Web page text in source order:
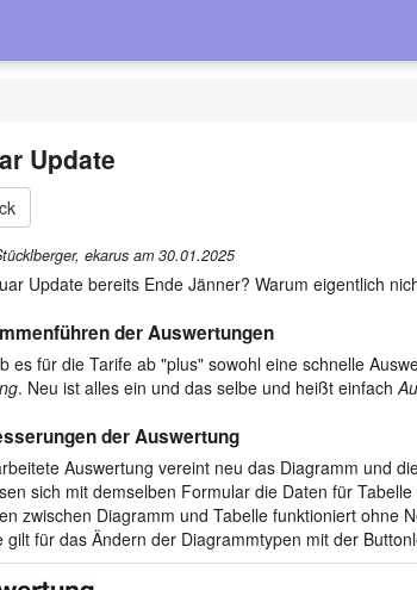
Update
ekarus am 30.01.2025
Update bereits Ende Jänner? Warum eigentlich
der Auswertungen
es für die Tarife ab "plus" sowohl eine schnelle
. Neu ist alles ein und das selbe und heißt einfach
der Auswertung
Auswertung vereint neu das Diagramm und
sich mit demselben Formular die Daten für
zwischen Diagramm und Tabelle funktioniert ohne
gilt für das Ändern der Diagrammtypen mit der